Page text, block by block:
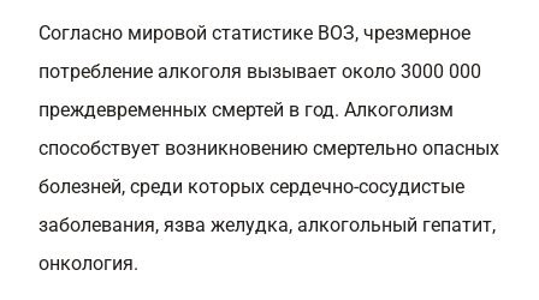
Согласно мировой статистике ВОЗ, чрезмерное
потребление алкоголя вызывает около 3000 000
преждевременных смертей в год. Алкоголизм
способствует возникновению смертельно опасных
болезней, среди которых сердечно-сосудистые
заболевания, язва желудка, алкогольный гепатит,
онкология.